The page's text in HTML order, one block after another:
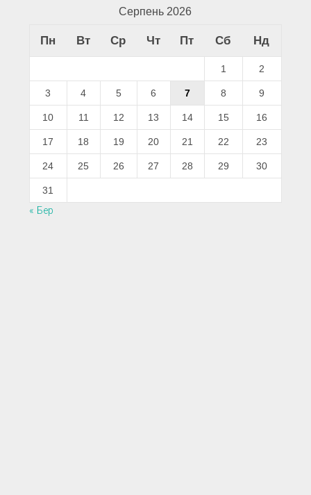
Серпень 2026
Пн Вт Ср Чт Пт Сб Нд
1 2
3 4 5 6 7 8 9
10 11 12 13 14 15 16
17 18 19 20 21 22 23
24 25 26 27 28 29 30
31
« Бер